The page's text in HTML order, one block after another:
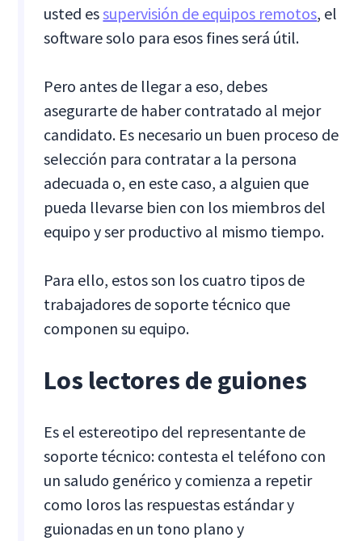
usted essupervisión de equipos remotos, el
software solo para esos fines será útil.
Pero antes de llegar a eso, debes
asegurarte de haber contratado al mejor
candidato. Es necesario un buen proceso de
selección para contratar a la persona
adecuada o, en este caso, a alguien que
pueda llevarse bien con los miembros del
equipo y ser productivo al mismo tiempo.
Para ello, estos son los cuatro tipos de
trabajadores de soporte técnico que
componen su equipo.
Los lectores de guiones
Es el estereotipo del representante de
soporte técnico: contesta el teléfono con
un saludo genérico y comienza a repetir
como loros las respuestas estándar y
guionadas en un tono plano y